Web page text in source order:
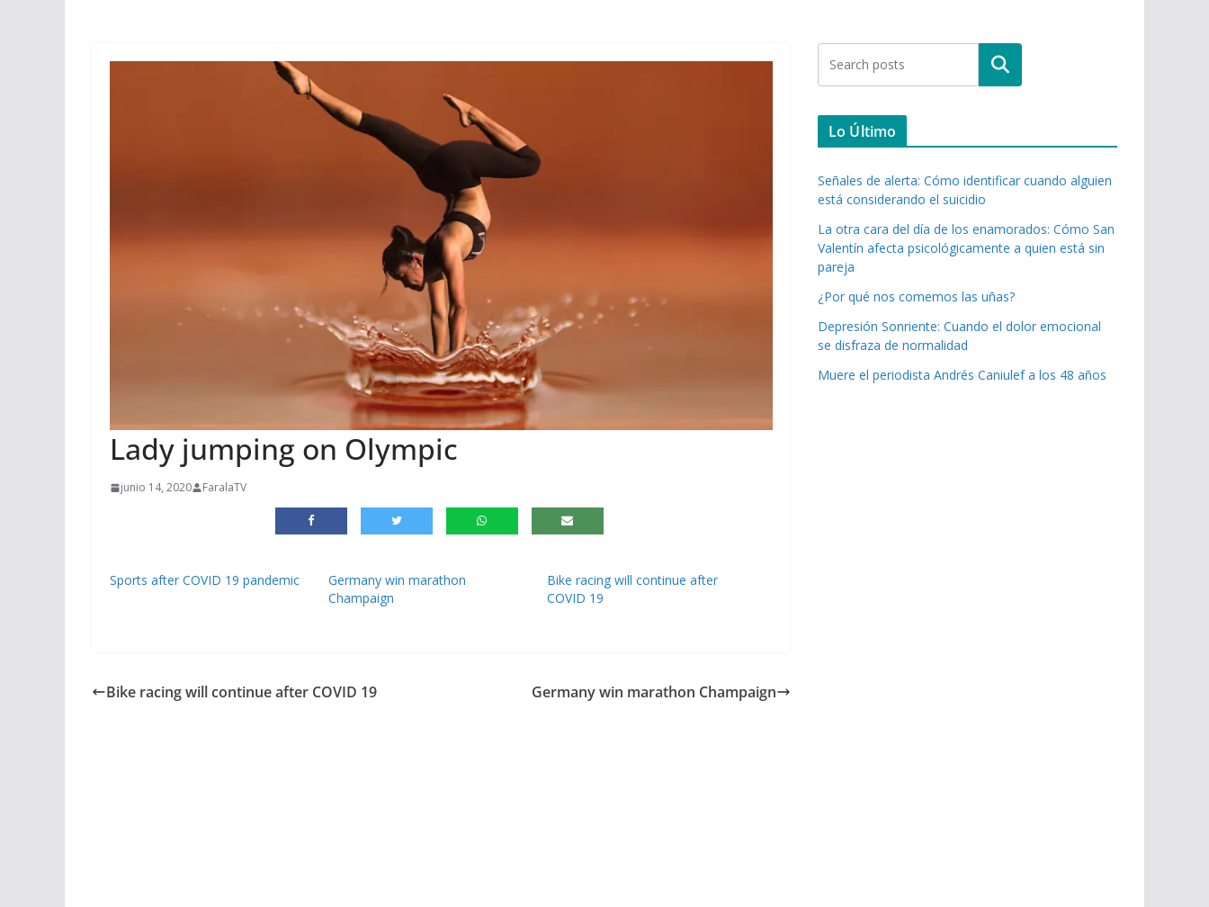
Lady jumping on Olympic
junio 14, 2020 FaralaTV
Sports after COVID 19 pandemic
Germany win marathon
Champaign
Bike racing will continue after
COVID 19
Bike racing will continue after COVID 19 Germany win marathon Champaign
Buscar
Lo Último
Señales de alerta: Cómo identificar cuando alguien
está considerando el suicidio
La otra cara del día de los enamorados: Cómo San
Valentín afecta psicológicamente a quien está sin
pareja
¿Por qué nos comemos las uñas?
Depresión Sonriente: Cuando el dolor emocional
se disfraza de normalidad
Muere el periodista Andrés Caniulef a los 48 años